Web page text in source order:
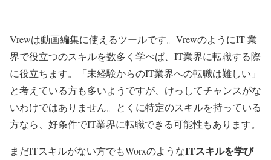
Vrewは動画編集に使えるツールです。VrewのようにIT 業
界で役立つのスキルを数多く学べば、IT業界に転職する際
に役立ちます。「未経験からのIT業界への転職は難しい」
と考えている方も多いようですが、けっしてチャンスがな
いわけではありません。とくに特定のスキルを持っている
方なら、好条件でIT業界に転職できる可能性もあります。
まだITスキルがない方でもWorxのようなITスキルを学び